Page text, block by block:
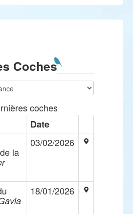
Coches
coches
Date
la
03/02/2026
18/01/2026